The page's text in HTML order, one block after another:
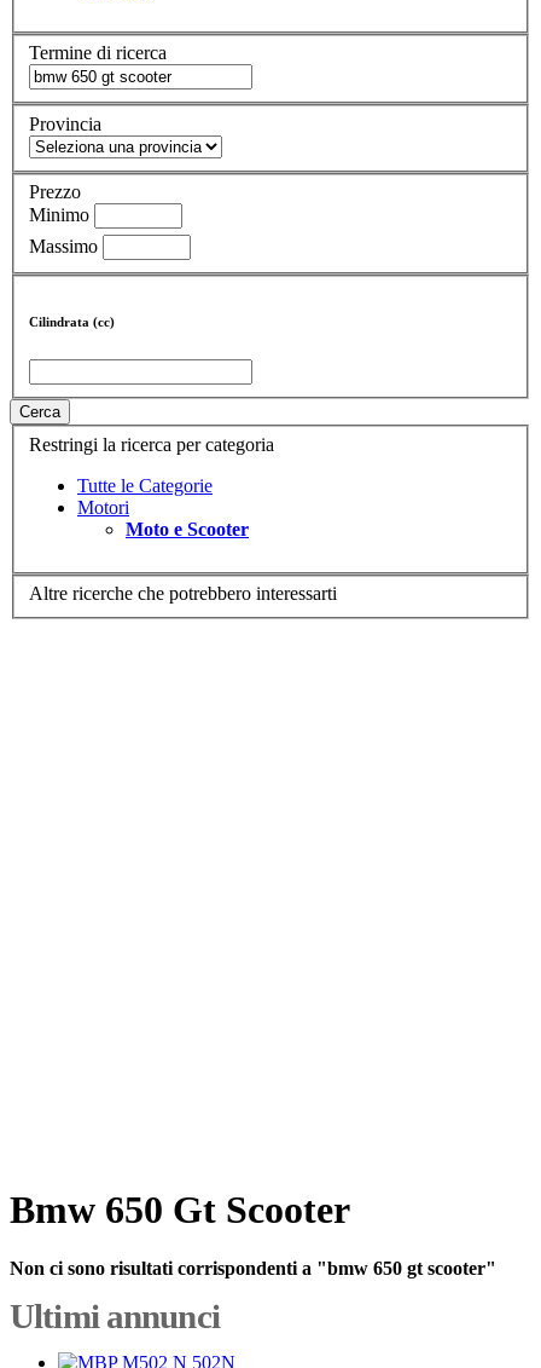
Termine di ricerca
Provincia
Prezzo
Minimo
Massimo
Cilindrata (cc)
Cerca
Restringi la ricerca per categoria
Tutte le Categorie
Motori
Moto e Scooter
Altre ricerche che potrebbero interessarti
Bmw 650 Gt Scooter
Non ci sono risultati corrispondenti a "bmw 650 gt scooter"
Ultimi annunci